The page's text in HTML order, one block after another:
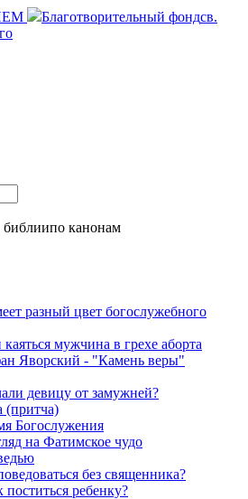
Благотворительный фондсв.
библиипо канонам
разный цвет богослужебного
мужчина в грехе аборта
Яворский - "Камень веры"
девицу от замужней?
(притча)
Богослужения
на Фатимское чудо
без священника?
ребенку?